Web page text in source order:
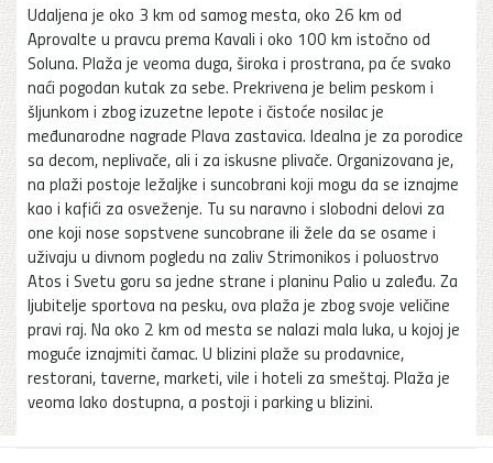
Udaljena je oko 3 km od samog mesta, oko 26 km od
Aprovalte u pravcu prema Kavali i oko 100 km istočno od
Soluna. Plaža je veoma duga, široka i prostrana, pa će svako
naći pogodan kutak za sebe. Prekrivena je belim peskom i
šljunkom i zbog izuzetne lepote i čistoće nosilac je
međunarodne nagrade Plava zastavica. Idealna je za porodice
sa decom, neplivače, ali i za iskusne plivače. Organizovana je,
na plaži postoje ležaljke i suncobrani koji mogu da se iznajme
kao i kafići za osveženje. Tu su naravno i slobodni delovi za
one koji nose sopstvene suncobrane ili žele da se osame i
uživaju u divnom pogledu na zaliv Strimonikos i poluostrvo
Atos i Svetu goru sa jedne strane i planinu Palio u zaleđu. Za
ljubitelje sportova na pesku, ova plaža je zbog svoje veličine
pravi raj. Na oko 2 km od mesta se nalazi mala luka, u kojoj je
moguće iznajmiti čamac. U blizini plaže su prodavnice,
restorani, taverne, marketi, vile i hoteli za smeštaj. Plaža je
veoma lako dostupna, a postoji i parking u blizini.